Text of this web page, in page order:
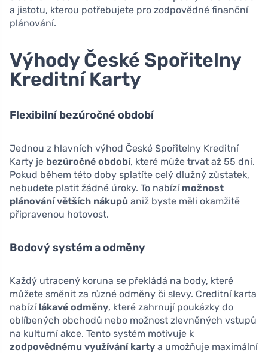
a jistotu, kterou potřebujete pro zodpovědné finanční
plánování.
Výhody České Spořitelny
Kreditní Karty
Flexibilní bezúročné období
Jednou z hlavních výhod České Spořitelny Kreditní
Karty je bezúročné období, které může trvat až 55 dní.
Pokud během této doby splatíte celý dlužný zůstatek,
nebudete platit žádné úroky. To nabízí možnost
plánování větších nákupů aniž byste měli okamžitě
připravenou hotovost.
Bodový systém a odměny
Každý utracený koruna se překládá na body, které
můžete směnit za různé odměny či slevy. Creditní karta
nabízí lákavé odměny, které zahrnují poukázky do
oblíbených obchodů nebo možnost zlevněných vstupů
na kulturní akce. Tento systém motivuje k
zodpovědnému využívání karty a umožňuje maximální